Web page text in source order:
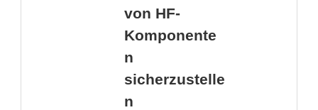
von HF-
Komponente
n
sicherzustelle
n